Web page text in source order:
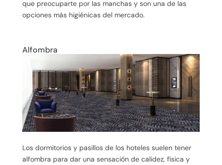
que preocuparte por las manchas y son una de las
opciones más higiénicas del mercado.
Alfombra
Los dormitorios y pasillos de los hoteles suelen tener
alfombra para dar una sensación de calidez, física y